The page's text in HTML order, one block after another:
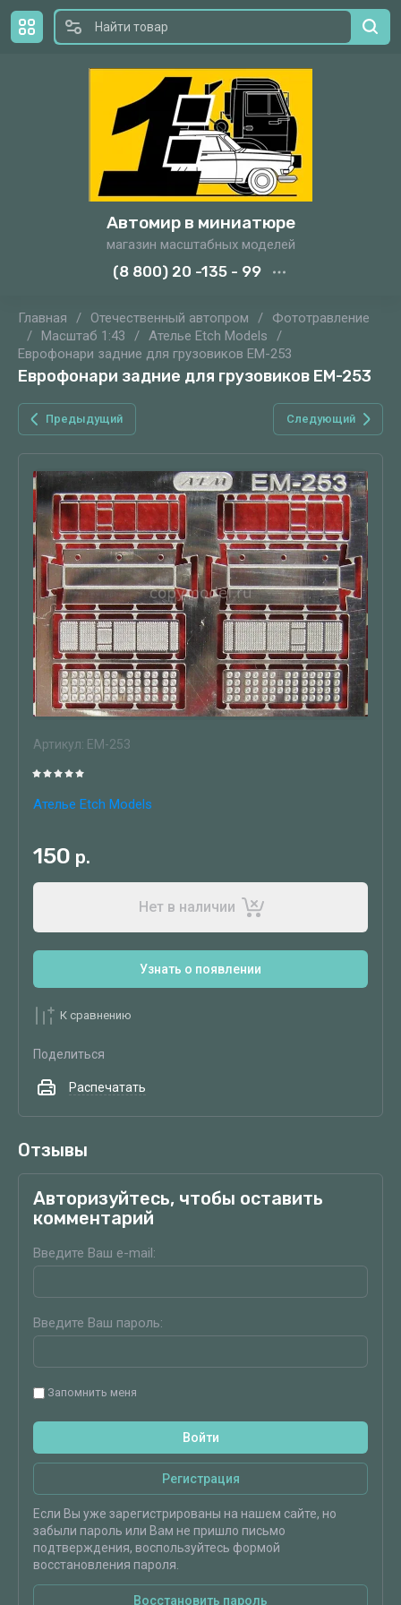
Автомир в миниатюре
магазин масштабных моделей
(8 800) 20 -135 - 99
Главная / Отечественный автопром /
Фототравление
/
Масштаб 1:43 / Ателье Etch Models
/
Еврофонари задние для грузовиков EM-253
Еврофонари задние для грузовиков EM-253
Предыдущий Следующий
Артикул: EM-253
Ателье Etch Models
150 р.
Нет в наличии
Узнать о появлении
К сравнению
Поделиться
Распечатать
Отзывы
Авторизуйтесь, чтобы оставить
комментарий
Введите Ваш e-mail:
Введите Ваш пароль:
Запомнить меня
Войти
Регистрация
Если Вы уже зарегистрированы на нашем сайте, но
забыли пароль или Вам не пришло письмо
подтверждения, воспользуйтесь формой
восстановления пароля.
Восстановить пароль